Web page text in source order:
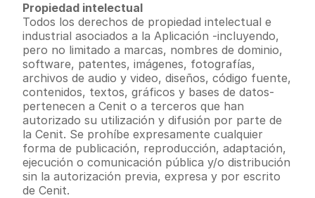
Propiedad intelectual
Todos los derechos de propiedad intelectual e
industrial asociados a la Aplicación -incluyendo,
pero no limitado a marcas, nombres de dominio,
software, patentes, imágenes, fotografías,
archivos de audio y video, diseños, código fuente,
contenidos, textos, gráficos y bases de datos-
pertenecen a Cenit o a terceros que han
autorizado su utilización y difusión por parte de
la Cenit. Se prohíbe expresamente cualquier
forma de publicación, reproducción, adaptación,
ejecución o comunicación pública y/o distribución
sin la autorización previa, expresa y por escrito
de Cenit.